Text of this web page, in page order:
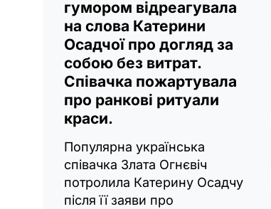
гумором відреагувала
на слова Катерини
Осадчої про догляд за
собою без витрат.
Співачка пожартувала
про ранкові ритуали
краси.
Популярна українська
співачка Злата Огнєвіч
потролила Катерину Осадчу
після її заяви про